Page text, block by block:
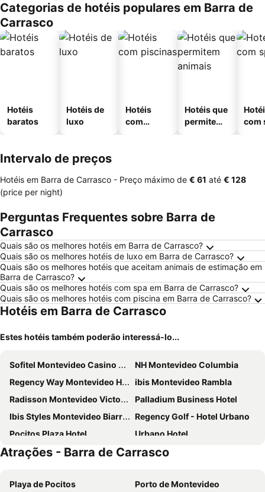
Categorias de hotéis populares em Barra de
Carrasco
Hotéis
baratos
Hotéis de
luxo
Hotéis
com
Hotéis que
permitem
com
Intervalo de preços
Hotéis em Barra de Carrasco - Preço máximo de ‎€ 61 até ‎€ 128
(price per night)
Perguntas Frequentes sobre Barra de
Carrasco
Quais são os melhores hotéis em Barra de Carrasco?
Quais são os melhores hotéis de luxo em Barra de Carrasco?
Quais são os melhores hotéis que aceitam animais de estimação em
Barra de Carrasco?
Quais são os melhores hotéis com spa em Barra de Carrasco?
Quais são os melhores hotéis com piscina em Barra de Carrasco?
Hotéis em Barra de Carrasco
Estes hotéis também poderão interessá-lo...
Sofitel Montevideo Casino Carrasco & Spa
NH Montevideo Columbia
Regency Way Montevideo Hotel
ibis Montevideo Rambla
Radisson Montevideo Victoria Plaza Hotel
Palladium Business Hotel
Ibis Styles Montevideo Biarritz
Regency Golf - Hotel Urbano
Pocitos Plaza Hotel
Urbano Hotel
Holiday Inn Montevideo By Ihg
Costanero Hotel Montevideo - MGallery Collection
After Hotel Montevideo
Dazzler by Wyndham Montevideo
Atrações - Barra de Carrasco
Playa de Pocitos
Porto de Montevideo